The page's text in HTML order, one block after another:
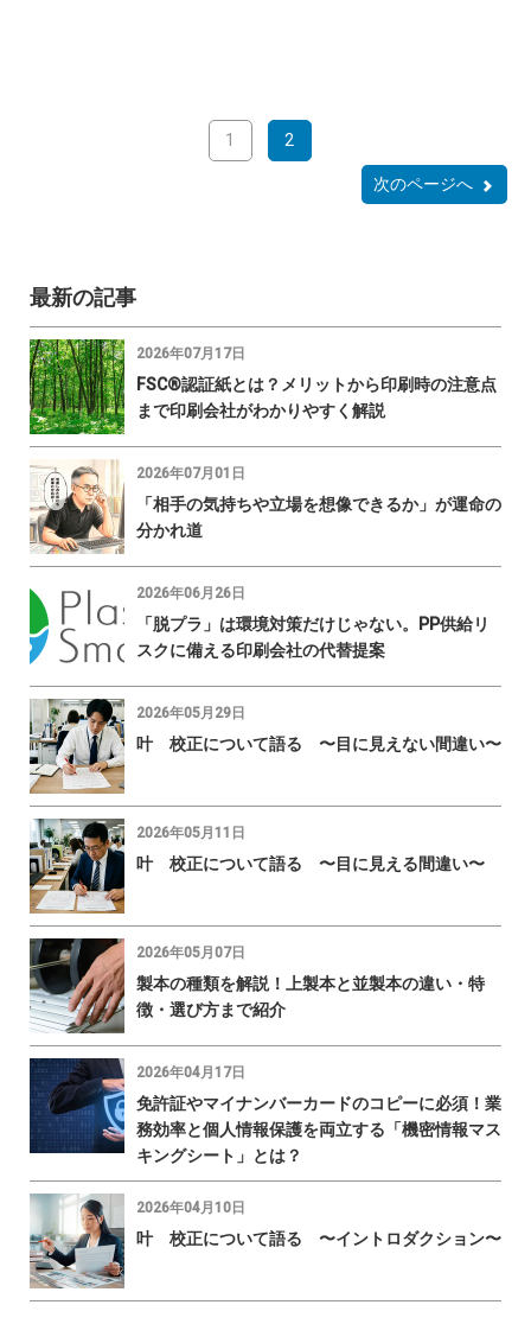
次のページへ
1 2
最新の記事
2026年07月17日
FSC®認証紙とは？メリットから印刷時の注意点
まで印刷会社がわかりやすく解説
2026年07月01日
「相手の気持ちや立場を想像できるか」が運命の
分かれ道
2026年06月26日
「脱プラ」は環境対策だけじゃない。PP供給リ
スクに備える印刷会社の代替提案
2026年05月29日
叶 校正について語る 〜目に見えない間違い〜
2026年05月11日
叶 校正について語る 〜目に見える間違い〜
2026年05月07日
製本の種類を解説！上製本と並製本の違い・特
徴・選び方まで紹介
2026年04月17日
免許証やマイナンバーカードのコピーに必須！業
務効率と個人情報保護を両立する「機密情報マス
キングシート」とは？
2026年04月10日
叶 校正について語る 〜イントロダクション〜